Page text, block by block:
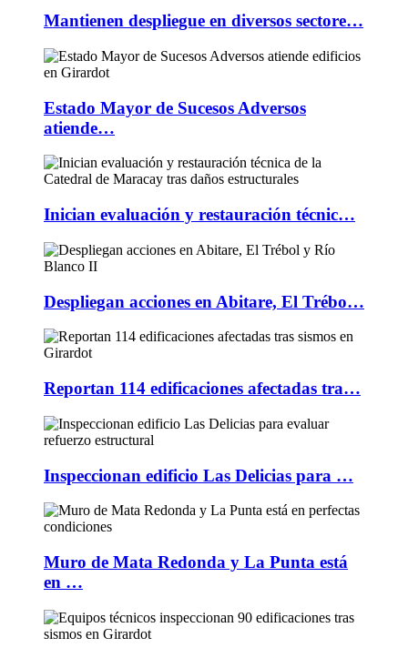
Mantienen despliegue en diversos sectore…
Estado Mayor de Sucesos Adversos
atiende…
Inician evaluación y restauración técnic…
Despliegan acciones en Abitare, El Trébo…
Reportan 114 edificaciones afectadas tra…
Inspeccionan edificio Las Delicias para …
Muro de Mata Redonda y La Punta está
en …